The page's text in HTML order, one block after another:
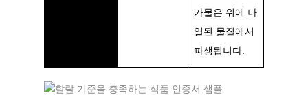
가물은 위에 나
열된 물질에서
파생됩니다.